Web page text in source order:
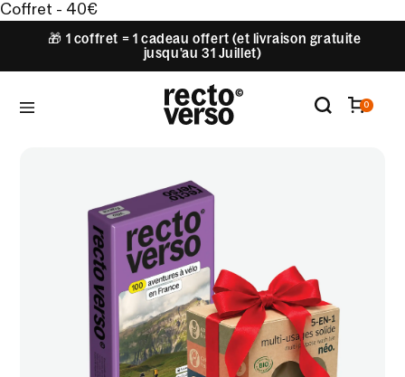
Coffret - 40€
🎁 1 coffret = 1 cadeau offert (et livraison gratuite
jusqu'au 31 Juillet)
0